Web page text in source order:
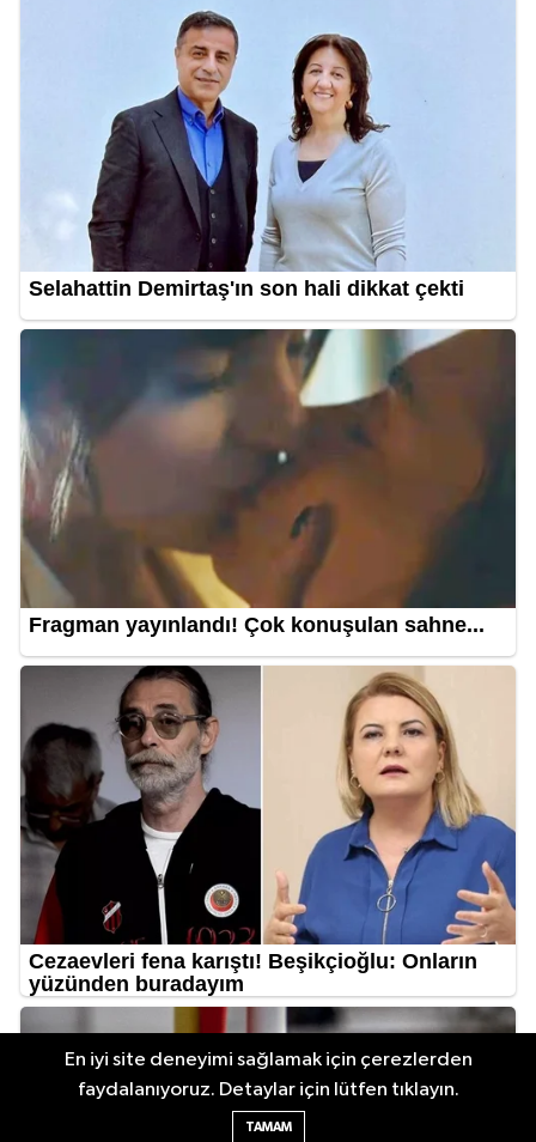
En iyi site deneyimi sağlamak için çerezlerden
faydalanıyoruz. Detaylar için lütfen tıklayın.
TAMAM